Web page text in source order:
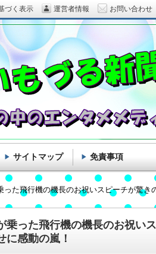
乗った飛行機の機長のお祝い
に感動の嵐！
た飛行機の機長のお祝いスピーチが驚き
サイトマップ 免責事項
づく表示 運営者情報 お問い合わせ